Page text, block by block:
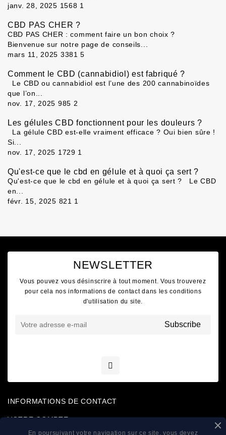
janv. 28, 2025 1568 1
CBD PAS CHER ?
CBD PAS CHER : comment faire un bon choix ?
Bienvenue sur notre page de conseils...
mars 11, 2025 3381 5
Comment le CBD (cannabidiol) est fabriqué ?
Le CBD ou cannabidiol est l’une des 200 cannabinoïdes
que l’on...
nov. 17, 2025 985 2
Les gélules CBD fonctionnent pour les douleurs ?
La gélule CBD est-elle vraiment efficace ? Oui bien sûre !
Si...
nov. 17, 2025 1729 1
Qu'est-ce que le cbd en gélule et à quoi ça sert ?
Qu'est-ce que le cbd en gélule et à quoi ça sert ? Le CBD
en...
févr. 15, 2025 821 1
NEWSLETTER
Vous pouvez vous désinscrire à tout moment. Vous trouverez
pour cela nos informations de contact dans les conditions
d'utilisation du site.
INFORMATIONS DE CONTACT
VOTRE COMPTE
En poursuivant votre navigation sur ce site, vous devez